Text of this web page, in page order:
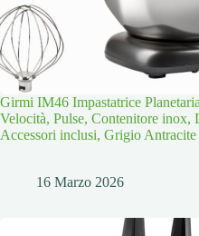
Girmi IM46 Impastatrice
Velocità, Pulse, Contenitore inox,
Accessori inclusi, Grigio Antracite
16 Marzo 2026